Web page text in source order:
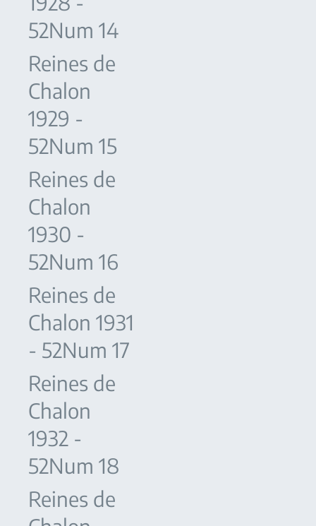
52Num 14
Reines de
Chalon
1929 -
52Num 15
Reines de
Chalon
1930 -
52Num 16
Reines de
Chalon 1931
- 52Num 17
Reines de
Chalon
1932 -
52Num 18
Reines de